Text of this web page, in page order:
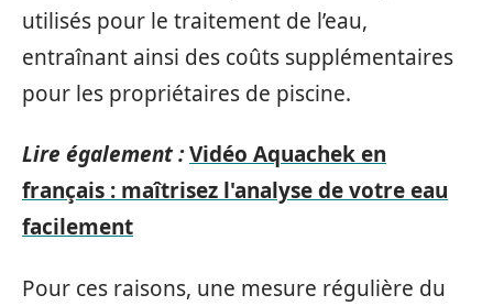
utilisés pour le traitement de l’eau,
entraînant ainsi des coûts supplémentaires
pour les propriétaires de piscine.
Lire également :Vidéo Aquachek en
français : maîtrisez l'analyse de votre eau
facilement
Pour ces raisons, une mesure régulière du